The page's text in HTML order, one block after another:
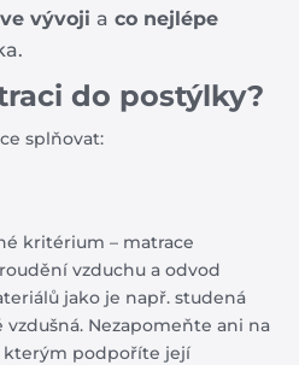
vývoji a co nejlépe
do postýlky?
splňovat:
kritérium – matrace
vzduchu a odvod
jako je např. studená
Nezapomeňte ani na
kterým podpoříte její